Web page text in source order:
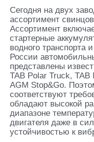
Сегодня на двух
ассортимент
Ассортимент
стартерные
водного транспорта
России
представлены
TAB Polar Truck, TAB
AGM Stop&Go.
соответствуют
обладают высокой
диапазоне
двигателя даже в
устойчивостью к